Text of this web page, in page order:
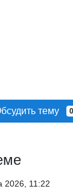
тему 0
2026, 11:22